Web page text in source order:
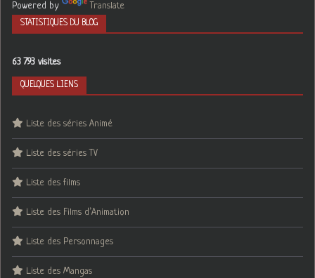
Powered by Translate
STATISTIQUES DU BLOG
63 793 visites
QUELQUES LIENS
Liste des séries Animé
Liste des séries TV
Liste des films
Liste des Films d’Animation
Liste des Personnages
Liste des Mangas